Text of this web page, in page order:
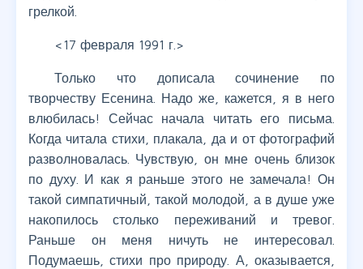
грелкой.
<17 февраля 1991 г.>
Только что дописала сочинение по
творчеству Есенина. Надо же, кажется, я в него
влюбилась! Сейчас начала читать его письма.
Когда читала стихи, плакала, да и от фотографий
разволновалась. Чувствую, он мне очень близок
по духу. И как я раньше этого не замечала! Он
такой симпатичный, такой молодой, а в душе уже
накопилось столько переживаний и тревог.
Раньше он меня ничуть не интересовал.
Подумаешь, стихи про природу. А, оказывается,